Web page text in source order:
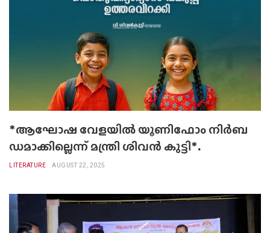
*ആഘോഷ വേളയിൽ യൂണിഫോം നിർബ
ഡമാക്കില്ലെന്ന് മന്ത്രി ശിവൻ കുട്ടി*.
LITERATURE AUGUST 22, 2025